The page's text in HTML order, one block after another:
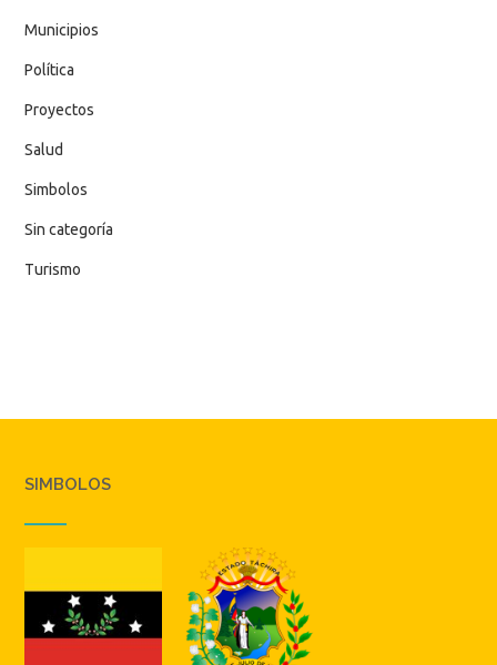
Municipios
Política
Proyectos
Salud
Simbolos
Sin categoría
Turismo
SIMBOLOS